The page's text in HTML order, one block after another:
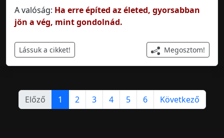
A valóság: Ha erre építed az életed, gyorsabban
jön a vég, mint gondolnád.
Lássuk a cikket! Megosztom!
Előző 1 2 3 4 5 6 Következő